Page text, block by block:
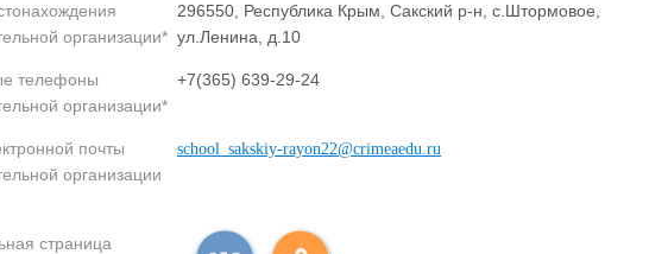
организации*
296550, Республика Крым, Сакский р-н, с.Штормовое,
ул.Ленина, д.10
телефоны
организации*
+7(365) 639-29-24
почты
организации
school_sakskiy-rayon22@crimeaedu.ru
страница